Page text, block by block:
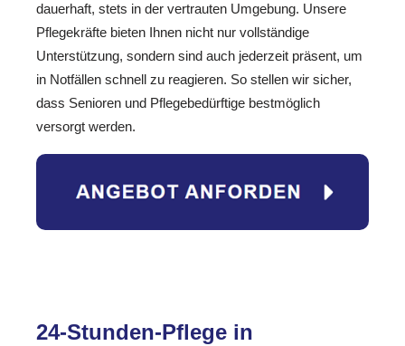
dauerhaft, stets in der vertrauten Umgebung. Unsere
Pflegekräfte bieten Ihnen nicht nur vollständige
Unterstützung, sondern sind auch jederzeit präsent, um
in Notfällen schnell zu reagieren. So stellen wir sicher,
dass Senioren und Pflegebedürftige bestmöglich
versorgt werden.
24-Stunden-Pflege in